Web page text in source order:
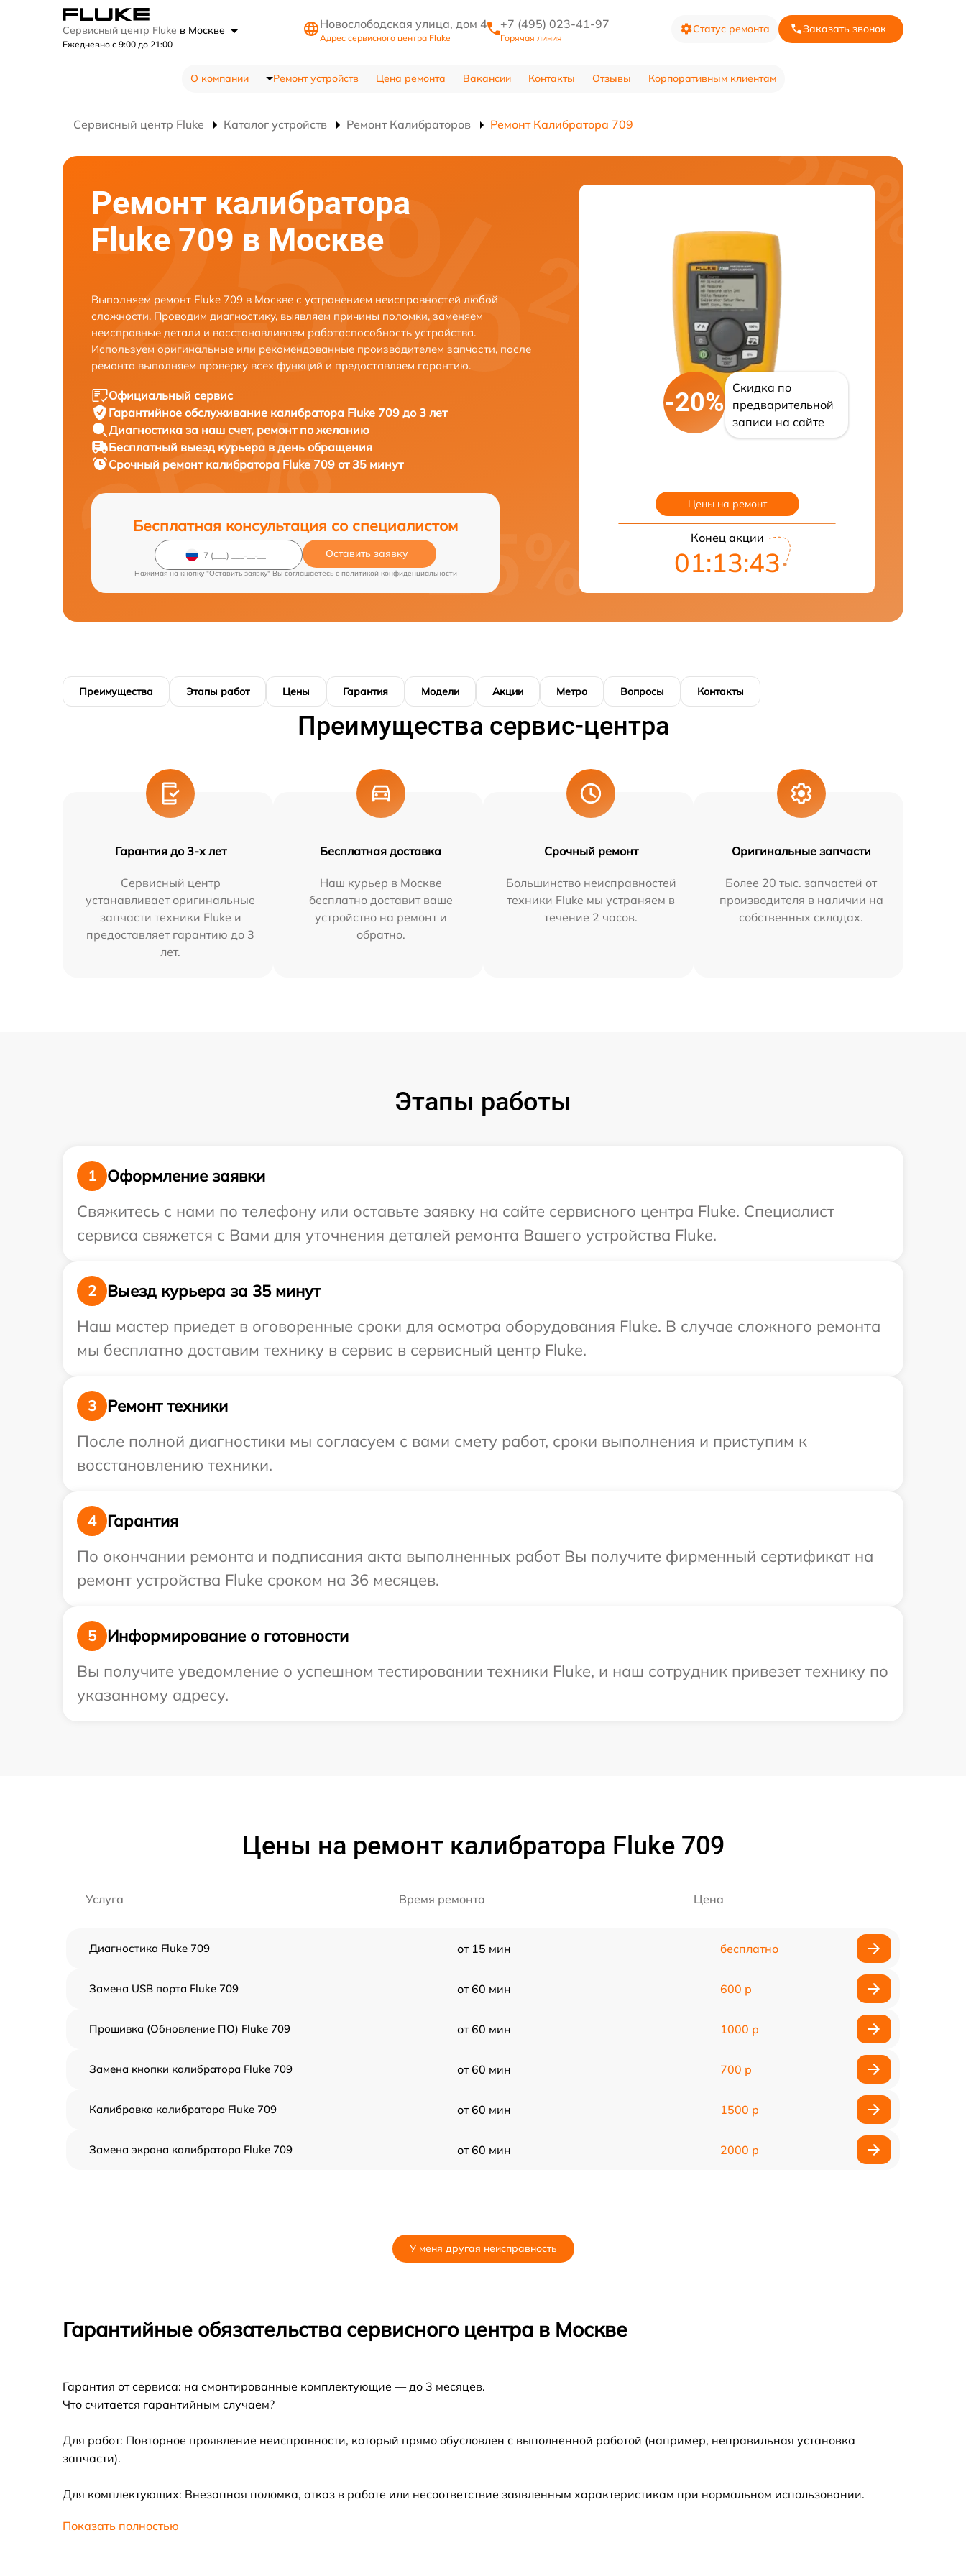
Сервисный центр Fluke в Москве
Ежедневно с 9:00 до 21:00
Новослободская улица, дом 4
Адрес сервисного центра Fluke
+7 (495) 023-41-97
Горячая линия
Статус ремонта Заказать звонок
О компании Ремонт устройств Цена ремонта Вакансии Контакты Отзывы Корпоративным клиентам
Сервисный центр Fluke Каталог устройств Ремонт Калибраторов Ремонт Калибратора 709
Ремонт калибратора
Fluke 709 в Москве
Выполняем ремонт Fluke 709 в Москве с устранением неисправностей любой
сложности. Проводим диагностику, выявляем причины поломки, заменяем
неисправные детали и восстанавливаем работоспособность устройства.
Используем оригинальные или рекомендованные производителем запчасти, после
ремонта выполняем проверку всех функций и предоставляем гарантию.
Официальный сервис
Гарантийное обслуживание калибратора Fluke 709 до 3 лет
Диагностика за наш счет, ремонт по желанию
Бесплатный выезд курьера в день обращения
Срочный ремонт калибратора Fluke 709 от 35 минут
Бесплатная консультация со специалистом
Оставить заявку
Нажимая на кнопку "Оставить заявку" Вы соглашаетесь c политикой конфиденциальности
-20%
Скидка по
предварительной
записи на сайте
Цены на ремонт
Конец акции
01:13:42
Преимущества Этапы работ Цены Гарантия Модели Акции Метро Вопросы Контакты
Преимущества сервис-центра
Гарантия до 3-х лет
Сервисный центр
устанавливает оригинальные
запчасти техники Fluke и
предоставляет гарантию до 3
лет.
Бесплатная доставка
Наш курьер в Москве
бесплатно доставит ваше
устройство на ремонт и
обратно.
Срочный ремонт
Большинство неисправностей
техники Fluke мы устраняем в
течение 2 часов.
Оригинальные запчасти
Более 20 тыс. запчастей от
производителя в наличии на
собственных складах.
Этапы работы
1
Оформление заявки
Свяжитесь с нами по телефону или оставьте заявку на сайте сервисного центра Fluke. Специалист
сервиса свяжется с Вами для уточнения деталей ремонта Вашего устройства Fluke.
2
Выезд курьера за 35 минут
Наш мастер приедет в оговоренные сроки для осмотра оборудования Fluke. В случае сложного ремонта
мы бесплатно доставим технику в сервис в сервисный центр Fluke.
3
Ремонт техники
После полной диагностики мы согласуем с вами смету работ, сроки выполнения и приступим к
восстановлению техники.
4
Гарантия
По окончании ремонта и подписания акта выполненных работ Вы получите фирменный сертификат на
ремонт устройства Fluke сроком на 36 месяцев.
5
Информирование о готовности
Вы получите уведомление о успешном тестировании техники Fluke, и наш сотрудник привезет технику по
указанному адресу.
Цены на ремонт калибратора Fluke 709
Услуга Время ремонта Цена
Диагностика Fluke 709 от 15 мин бесплатно
Замена USB порта Fluke 709 от 60 мин 600 р
Прошивка (Обновление ПО) Fluke 709 от 60 мин 1000 р
Замена кнопки калибратора Fluke 709 от 60 мин 700 р
Калибровка калибратора Fluke 709 от 60 мин 1500 р
Замена экрана калибратора Fluke 709 от 60 мин 2000 р
У меня другая неисправность
Гарантийные обязательства сервисного центра в Москве
Гарантия от сервиса: на смонтированные комплектующие — до 3 месяцев.
Что считается гарантийным случаем?
Для работ: Повторное проявление неисправности, который прямо обусловлен с выполненной работой (например, неправильная установка
запчасти).
Для комплектующих: Внезапная поломка, отказ в работе или несоответствие заявленным характеристикам при нормальном использовании.
Показать полностью